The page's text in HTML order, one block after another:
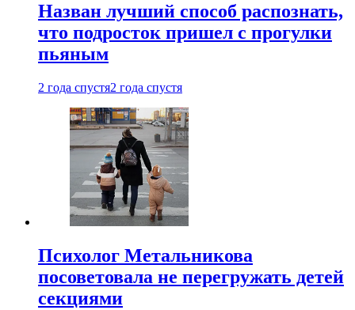
Назван лучший способ распознать,
что подросток пришел с прогулки
пьяным
2 года спустя2 года спустя
Психолог Метальникова
посоветовала не перегружать детей
секциями